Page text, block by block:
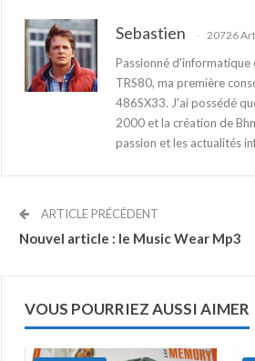
Sebastien 20726
Passionné
TRS80, ma première
486SX33. J'ai possédé
2000 et la création de
passion et les actualités
ARTICLE PRÉCÉDENT
Nouvel article : le Music Wear Mp3
VOUS POURRIEZ AUSSI AIMER